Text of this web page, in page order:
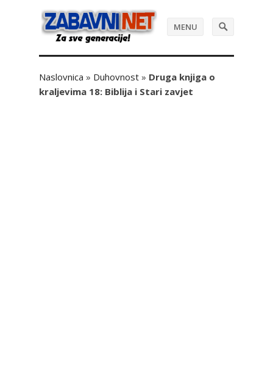
MENU
Naslovnica » Duhovnost » Druga knjiga o
kraljevima 18: Biblija i Stari zavjet